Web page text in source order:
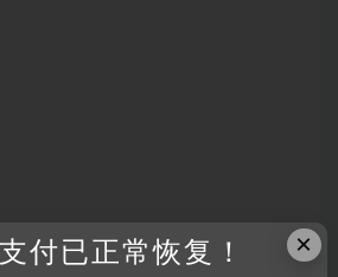
×
付已正常恢复！